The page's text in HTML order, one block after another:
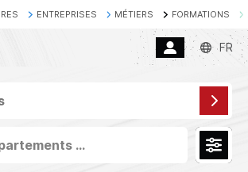
ENTREPRISES MÉTIERS FORMATIONS
FR
...